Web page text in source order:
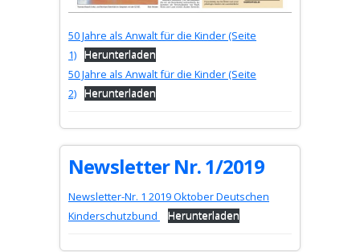
50 Jahre als Anwalt für die Kinder (Seite
1) Herunterladen
50 Jahre als Anwalt für die Kinder (Seite
2) Herunterladen
Newsletter Nr. 1/2019
Newsletter-Nr. 1 2019 Oktober Deutschen
Kinderschutzbund
Herunterladen